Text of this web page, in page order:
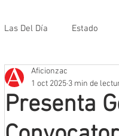
Las Del Día Estado
Que no se olvide
Presenta
Aficionzac
1 oct 2025 3 min de